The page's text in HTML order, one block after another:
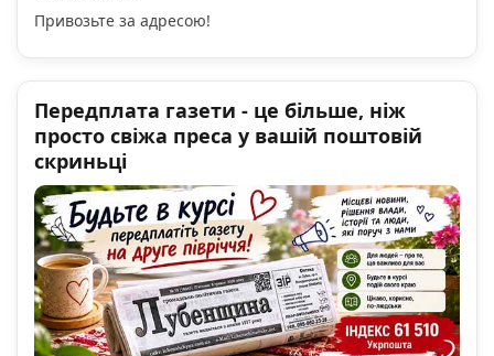
Привозьте за адресою!
Передплата газети - це більше, ніж
просто свіжа преса у вашій поштовій
скриньці